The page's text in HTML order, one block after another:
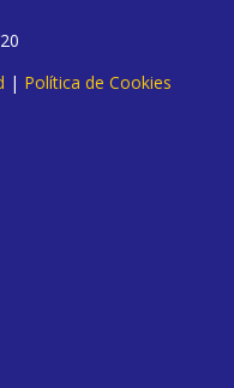
| Política de Cookies